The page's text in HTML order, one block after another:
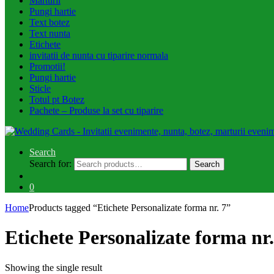
Pungi hartie
Text botez
Text nunta
Etichete
invitatii de nunta cu tiparire normala
Promotii!
Pungi hartie
Sticle
Totul pt Botez
Pachete – Produse la set cu tiparire
Search
Search for:
Search
0
HomeProducts tagged “Etichete Personalizate forma nr. 7”
Etichete Personalizate forma
Showing the single result